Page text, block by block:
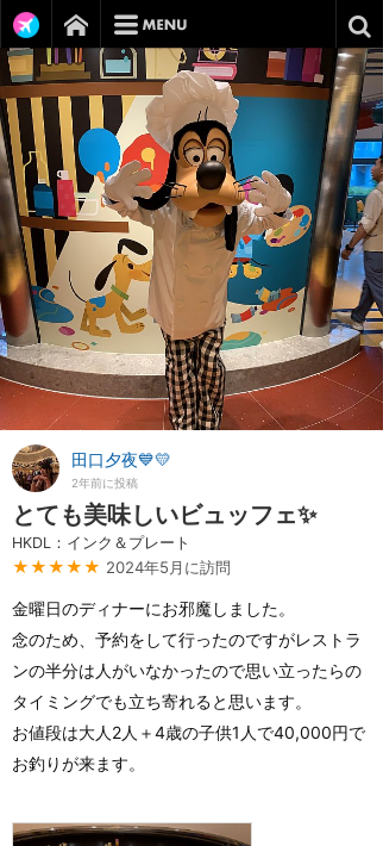
田口夕夜💙💛
2年前に投稿
とても美味しいビュッフェ✨
HKDL：インク＆プレート
★★★★★ 2024年5月に訪問
金曜日のディナーにお邪魔しました。
念のため、予約をして行ったのですがレストラ
ンの半分は人がいなかったので思い立ったらの
タイミングでも立ち寄れると思います。
お値段は大人2人＋4歳の子供1人で40,000円で
お釣りが来ます。